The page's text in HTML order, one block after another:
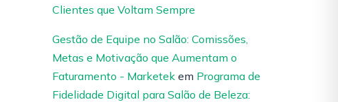
Clientes que Voltam Sempre
Gestão de Equipe no Salão: Comissões,
Metas e Motivação que Aumentam o
Faturamento - Marketek em Programa de
Fidelidade Digital para Salão de Beleza: